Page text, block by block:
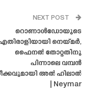
NEXT POST
റൊണാൾഡോയുടെ
നെയ്‌മർ,
ഫൈനൽ തോറ്റതിനു
പിന്നാലെ വമ്പൻ
അൽ ഹിലാൽ
| Neymar